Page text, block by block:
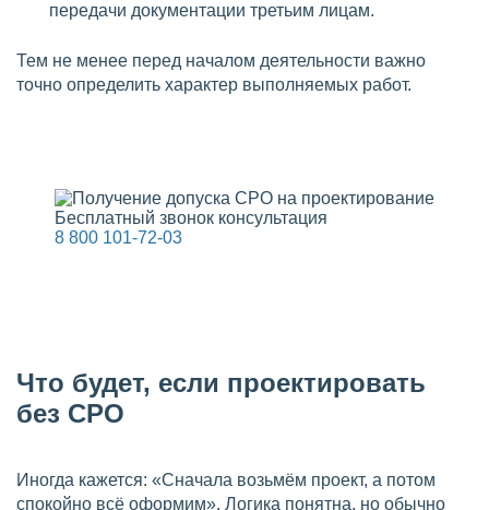
Бесплатный звонок консультация
8 800 101-72-03
передачи документации третьим лицам.
Тем не менее перед началом деятельности важно
точно определить характер выполняемых работ.
Что будет, если проектировать
без СРО
Иногда кажется: «Сначала возьмём проект, а потом
спокойно всё оформим». Логика понятна, но обычно